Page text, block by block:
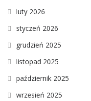
luty 2026
styczeń 2026
grudzień 2025
listopad 2025
październik 2025
wrzesień 2025